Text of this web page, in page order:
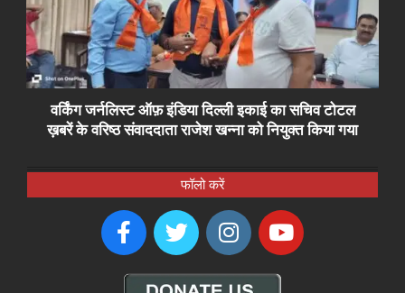
वर्किंग जर्नलिस्ट ऑफ़ इंडिया दिल्ली इकाई का सचिव टोटल
ख़बरें के वरिष्ठ संवाददाता राजेश खन्ना को नियुक्त किया गया
फॉलो करें